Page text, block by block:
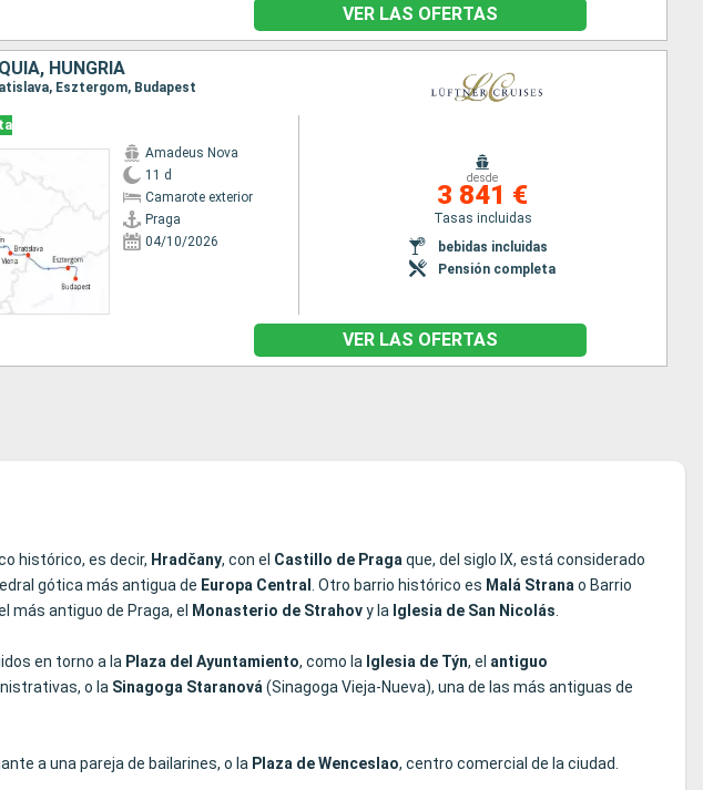
VER LAS OFERTAS
HUNGRÍA
Esztergom, Budapest
Amadeus Nova
11 d
Camarote exterior
Praga
04/10/2026
desde
3 841 €
Tasas incluidas
bebidas incluidas
Pensión completa
VER LAS OFERTAS
histórico, es decir, Hradčany, con el Castillo de Praga que, del siglo IX, está considerado
gótica más antigua de Europa Central . Otro barrio histórico es Malá Strana o Barrio
más antiguo de Praga, el Monasterio de Strahovy la Iglesia de San Nicolás
en torno a la Plaza del Ayuntamiento, como la Iglesia de Týn, el antiguo
o la Sinagoga Staranová (Sinagoga Vieja-Nueva), una de las más antiguas de
a una pareja de bailarines, o la Plaza de Wenceslao, centro comercial de la ciudad.